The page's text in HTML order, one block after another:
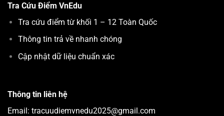
Tra Cứu Điểm VnEdu
Tra cứu điểm từ khối 1 – 12 Toàn Quốc
Thông tin trả về nhanh chóng
Cập nhật dữ liệu chuẩn xác
Thông tin liên hệ
Email: tracuudiemvnedu2025@gmail.com